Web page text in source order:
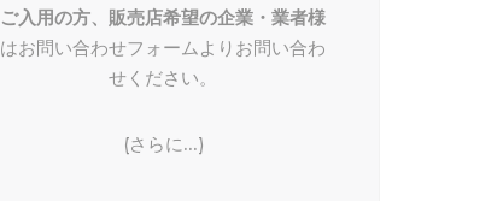
ご入用の方、販売店希望の企業・業者様
はお問い合わせフォームよりお問い合わ
せください。
(さらに…)